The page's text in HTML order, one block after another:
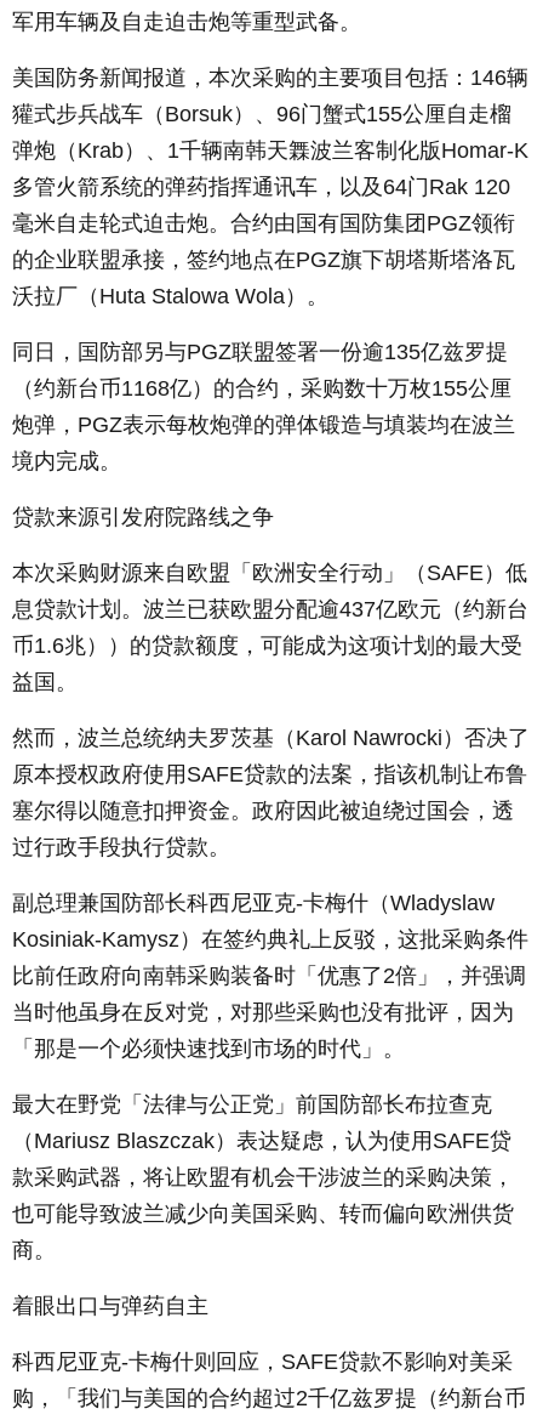
军用车辆及自走迫击炮等重型武备。
美国防务新闻报道，本次采购的主要项目包括： 146辆
獾式步兵战车（ Borsuk）、 96门蟹式155公厘自走榴
弹炮（ Krab）、 1千辆南韩天橆波兰客制化版Homar-K
多管火箭系统的弹药指挥通讯车，以及 64门 Rak 120
毫米自走轮式迫击炮。合约由国有国防集团 PGZ领衔
的企业联盟承接，签约地点在PGZ旗下胡塔斯塔洛瓦
沃拉厂（ Huta Stalowa Wola）。
同日，国防部另与PGZ联盟签署一份逾135亿兹罗提
（约新台币1168亿）的合约，采购数十万枚155公厘
炮弹， PGZ表示每枚炮弹的弹体锻造与填装均在波兰
境内完成。
贷款来源引发府院路线之争
本次采购财源来自欧盟「欧洲安全行动」（ SAFE）低
息贷款计划。波兰已获欧盟分配逾437亿欧元（约新台
币1.6兆））的贷款额度，可能成为这项计划的最大受
益国。
然而，波兰总统纳夫罗茨基（ Karol Nawrocki ）否决了
原本授权政府使用 SAFE贷款的法案，指该机制让布鲁
塞尔得以随意扣押资金。政府因此被迫绕过国会，透
过行政手段执行贷款。
副总理兼国防部长科西尼亚克-卡梅什（Wladyslaw
Kosiniak-Kamysz）在签约典礼上反驳，这批采购条件
比前任政府向南韩采购装备时「优惠了2倍」，并强调
当时他虽身在反对党，对那些采购也没有批评，因为
「那是一个必须快速找到市场的时代」。
最大在野党「法律与公正党」前国防部长布拉查克
（ Mariusz Blaszczak）表达疑虑，认为使用 SAFE贷
款采购武器，将让欧盟有机会干涉波兰的采购决策，
也可能导致波兰减少向美国采购、转而偏向欧洲供货
商。
着眼出口与弹药自主
科西尼亚克-卡梅什则回应， SAFE贷款不影响对美采
购，「我们与美国的合约超过2千亿兹罗提（约新台币